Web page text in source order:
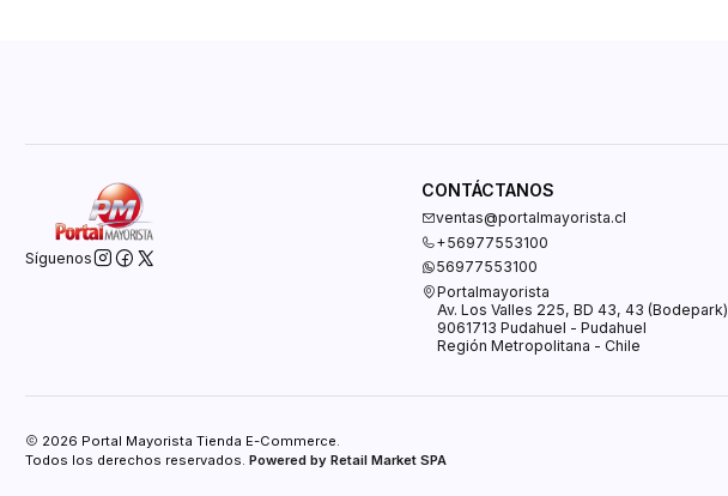
Síguenos
CONTÁCTANOS
ventas@portalmayorista.cl
+56977553100
56977553100
Portalmayorista
Av. Los Valles 225, BD 43, 43 (Bodepark)
9061713 Pudahuel - Pudahuel
Región Metropolitana - Chile
2026 Portal Mayorista Tienda E-Commerce.
Todos los derechos reservados. Powered by Retail Market SPA